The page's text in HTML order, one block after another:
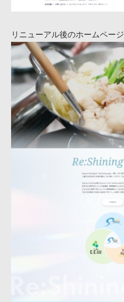
リニューアル後のホームページ